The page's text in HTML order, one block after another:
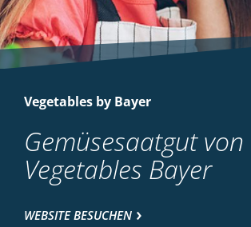
Vegetables by Bayer
Gemüsesaatgut von
Vegetables Bayer
WEBSITE BESUCHEN